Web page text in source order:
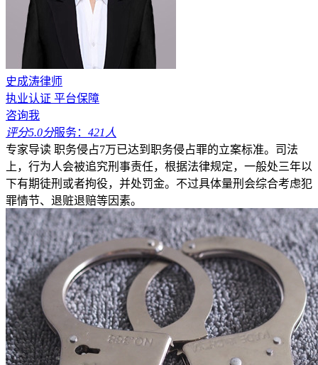
史成涛律师
执业认证 平台保障
咨询我
评分5.0分服务： 421人
专家导读 职务侵占7万已达到职务侵占罪的立案标准。司法
上，行为人会被追究刑事责任，根据法律规定，一般处三年以
下有期徒刑或者拘役，并处罚金。不过具体量刑会综合考虑犯
罪情节、退赃退赔等因素。